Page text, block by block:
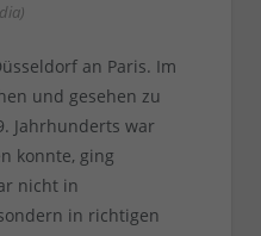
an Paris. Im
und gesehen zu
Jahrhunderts war
konnte, ging
nicht in
in richtigen